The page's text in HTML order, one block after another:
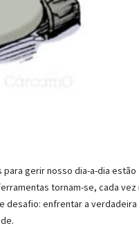
gerir nosso dia-a-dia estão
tornam-se, cada vez
desafio: enfrentar a verdadeira